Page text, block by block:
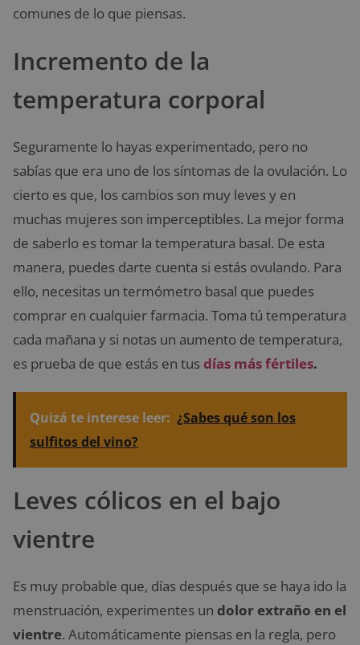
comunes de lo que piensas.
Incremento de la
temperatura corporal
Seguramente lo hayas experimentado, pero no
sabías que era uno de los síntomas de la ovulación. Lo
cierto es que, los cambios son muy leves y en
muchas mujeres son imperceptibles. La mejor forma
de saberlo es tomar la temperatura basal. De esta
manera, puedes darte cuenta si estás ovulando. Para
ello, necesitas un termómetro basal que puedes
comprar en cualquier farmacia. Toma tú temperatura
cada mañana y si notas un aumento de temperatura,
es prueba de que estás en tus días más fértiles.
Quizá te interese leer: ¿Sabes qué son los
sulfitos del vino?
Leves cólicos en el bajo
vientre
Es muy probable que, días después que se haya ido la
menstruación, experimentes un dolor extraño en el
vientre. Automáticamente piensas en la regla, pero